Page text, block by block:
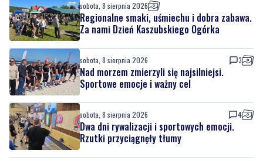
sobota, 8 sierpnia 2026
Regionalne smaki, uśmiechu i dobra zabawa.
Za nami Dzień Kaszubskiego Ogórka
sobota, 8 sierpnia 2026 3
Nad morzem zmierzyli się najsilniejsi.
Sportowe emocje i ważny cel
sobota, 8 sierpnia 2026 4
Dwa dni rywalizacji i sportowych emocji.
Rzutki przyciągnęły tłumy